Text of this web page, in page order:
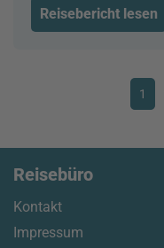
Reisebericht lesen
1
Reisebüro
Kontakt
Impressum